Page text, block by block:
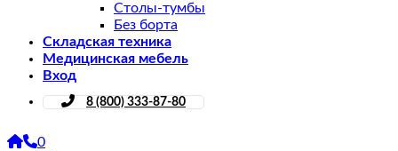
Столы-тумбы
Без борта
Складская техника
Медицинская мебель
Вход
8 (800) 333-87-80
0